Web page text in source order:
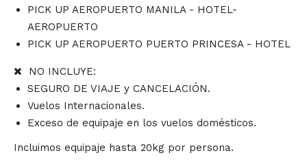
PICK UP AEROPUERTO MANILA - HOTEL-
AEROPUERTO
PICK UP AEROPUERTO PUERTO PRINCESA - HOTEL
NO INCLUYE:
SEGURO DE VIAJE y CANCELACIÓN.
Vuelos Internacionales.
Exceso de equipaje en los vuelos domésticos.
Incluimos equipaje hasta 20kg por persona.